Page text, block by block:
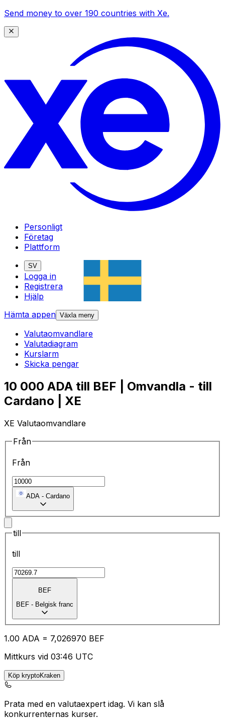
Send money to over 190 countries with Xe.
Personligt
Företag
Plattform
SV
Logga in
Registrera
Hjälp
Hämta appen Växla meny
Valutaomvandlare
Valutadiagram
Kurslarm
Skicka pengar
10 000 ADA till BEF | Omvandla - till
Cardano | XE
XE Valutaomvandlare
Från
Från
ADA - Cardano
till
till
BEF
BEF - Belgisk franc
1.00 ADA = 7,026970 BEF
Mittkurs vid 03:46 UTC
Köp kryptoKraken
Prata med en valutaexpert idag. Vi kan slå
konkurrenternas kurser.